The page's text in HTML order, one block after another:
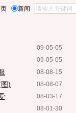
页 新闻
09-05-05
09-05-05
08-08-15
08-08-07
)
08-03-17
08-01-30